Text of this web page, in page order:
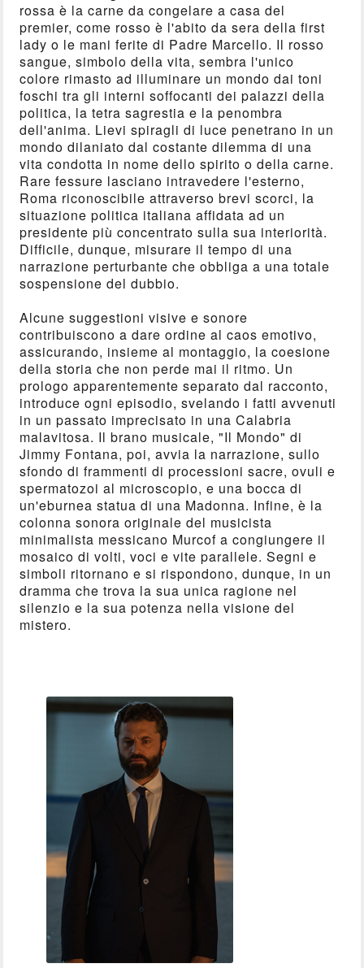
rossa è la carne da congelare a casa del
premier, come rosso è l'abito da sera della first
lady o le mani ferite di Padre Marcello. Il rosso
sangue, simbolo della vita, sembra l'unico
colore rimasto ad illuminare un mondo dai toni
foschi tra gli interni soffocanti dei palazzi della
politica, la tetra sagrestia e la penombra
dell'anima. Lievi spiragli di luce penetrano in un
mondo dilaniato dal costante dilemma di una
vita condotta in nome dello spirito o della carne.
Rare fessure lasciano intravedere l'esterno,
Roma riconoscibile attraverso brevi scorci, la
situazione politica italiana affidata ad un
presidente più concentrato sulla sua interiorità.
Difficile, dunque, misurare il tempo di una
narrazione perturbante che obbliga a una totale
sospensione del dubbio.
Alcune suggestioni visive e sonore
contribuiscono a dare ordine al caos emotivo,
assicurando, insieme al montaggio, la coesione
della storia che non perde mai il ritmo. Un
prologo apparentemente separato dal racconto,
introduce ogni episodio, svelando i fatti avvenuti
in un passato imprecisato in una Calabria
malavitosa. Il brano musicale, "Il Mondo" di
Jimmy Fontana, poi, avvia la narrazione, sullo
sfondo di frammenti di processioni sacre, ovuli e
spermatozoi al microscopio, e una bocca di
un'eburnea statua di una Madonna. Infine, è la
colonna sonora originale del musicista
minimalista messicano Murcof a congiungere il
mosaico di volti, voci e vite parallele. Segni e
simboli ritornano e si rispondono, dunque, in un
dramma che trova la sua unica ragione nel
silenzio e la sua potenza nella visione del
mistero.